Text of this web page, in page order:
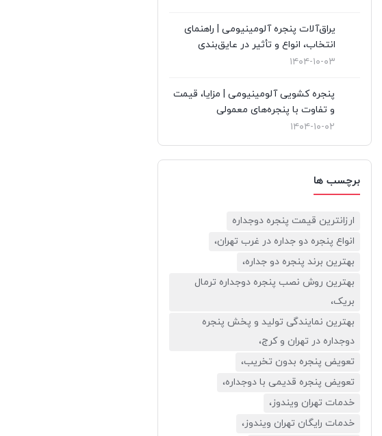
یراق‌آلات پنجره آلومینیومی | راهنمای
انتخاب، انواع و تأثیر در عایق‌بندی
۱۴۰۴-۱۰-۰۳
پنجره کشویی آلومینیومی | مزایا، قیمت
و تفاوت با پنجره‌های معمولی
۱۴۰۴-۱۰-۰۲
برچسب ها
ارزانترین قیمت پنجره دوجداره
انواع پنجره دو جداره در غرب تهران،
بهترین برند پنجره دو جداره،
بهترین روش نصب پنجره دوجداره ترمال
بریک،
بهترین نمایندگی تولید و پخش پنجره
دوجداره در تهران و کرج،
تعویض پنجره بدون تخریب،
تعویض پنجره قدیمی با دوجداره،
خدمات تهران ویندوز،
خدمات رایگان تهران ویندوز،